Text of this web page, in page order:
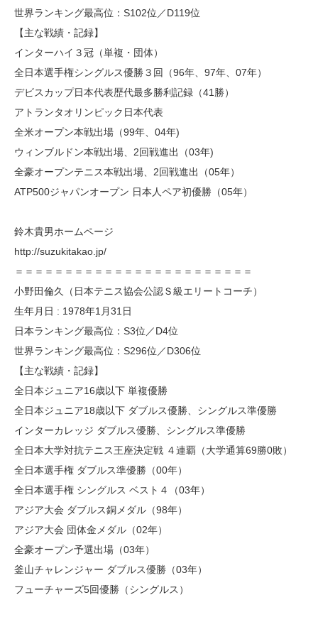
世界ランキング最高位：S102位／D119位
【主な戦績・記録】
インターハイ３冠（単複・団体）
全日本選手権シングルス優勝３回（96年、97年、07年）
デビスカップ日本代表歴代最多勝利記録（41勝）
アトランタオリンピック日本代表
全米オープン本戦出場（99年、04年)
ウィンブルドン本戦出場、2回戦進出（03年)
全豪オープンテニス本戦出場、2回戦進出（05年）
ATP500ジャパンオープン 日本人ペア初優勝（05年）
鈴木貴男ホームページ
http://suzukitakao.jp/
＝＝＝＝＝＝＝＝＝＝＝＝＝＝＝＝＝＝＝＝＝＝＝＝
小野田倫久（日本テニス協会公認Ｓ級エリートコーチ）
生年月日 : 1978年1月31日
日本ランキング最高位：S3位／D4位
世界ランキング最高位：S296位／D306位
【主な戦績・記録】
全日本ジュニア16歳以下 単複優勝
全日本ジュニア18歳以下 ダブルス優勝、シングルス準優勝
インターカレッジ ダブルス優勝、シングルス準優勝
全日本大学対抗テニス王座決定戦 ４連覇（大学通算69勝0敗）
全日本選手権 ダブルス準優勝（00年）
全日本選手権 シングルス ベスト４（03年）
アジア大会 ダブルス銅メダル（98年）
アジア大会 団体金メダル（02年）
全豪オープン予選出場（03年）
釜山チャレンジャー ダブルス優勝（03年）
フューチャーズ5回優勝（シングルス）